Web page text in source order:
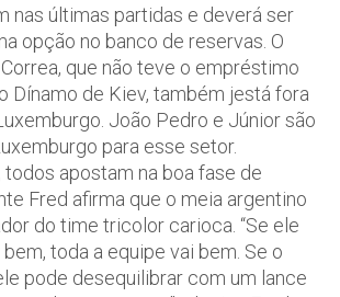
nas últimas partidas e deverá ser
opção no banco de reservas. O
que não teve o empréstimo
Dínamo de Kiev, também jestá fora
João Pedro e Júnior são
para esse setor.
todos apostam na boa fase de
Fred afirma que o meia argentino
do time tricolor carioca. “Se ele
toda a equipe vai bem. Se o
pode desequilibrar com um lance